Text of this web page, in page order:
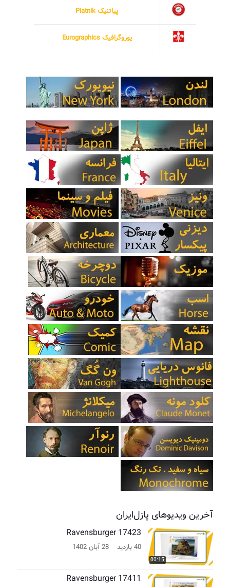
پیاتنیک Piatnik
یوروگرافیک Eurographics
آخرین ویدیوهای پازل‌ایران
00:15
Ravensburger 17423
40 بازدید 28 آبان 1402
Ravensburger 17411